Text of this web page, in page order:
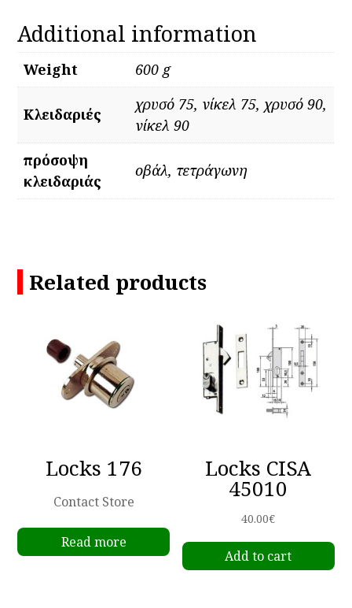
Additional information
Weight 600 g
Kλειδαριές
χρυσό 75, νίκελ 75, χρυσό 90,
νίκελ 90
πρόσοψη
κλειδαριάς
οβάλ, τετράγωνη
Related products
Locks 176
Contact Store
Read more
Locks CISA
45010
40.00€
Add to cart